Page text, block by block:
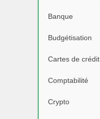
Banque
Budgétisation
Cartes de crédit
Comptabilité
Crypto